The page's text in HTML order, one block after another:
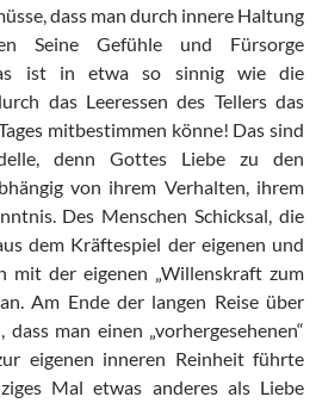
dass man durch innere Haltung
Seine Gefühle und Fürsorge
ist in etwa so sinnig wie die
das Leeressen des Tellers das
mitbestimmen könne! Das sind
denn Gottes Liebe zu den
von ihrem Verhalten, ihrem
Des Menschen Schicksal, die
dem Kräftespiel der eigenen und
mit der eigenen „Willenskraft zum
Am Ende der langen Reise über
man einen „vorhergesehenen“
eigenen inneren Reinheit führte
Mal etwas anderes als Liebe